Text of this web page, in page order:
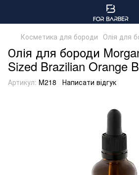
Косметика для бороди Олія для
Олія для бороди
Sized Brazilian Orange
Артикул: M218 Написати відгук